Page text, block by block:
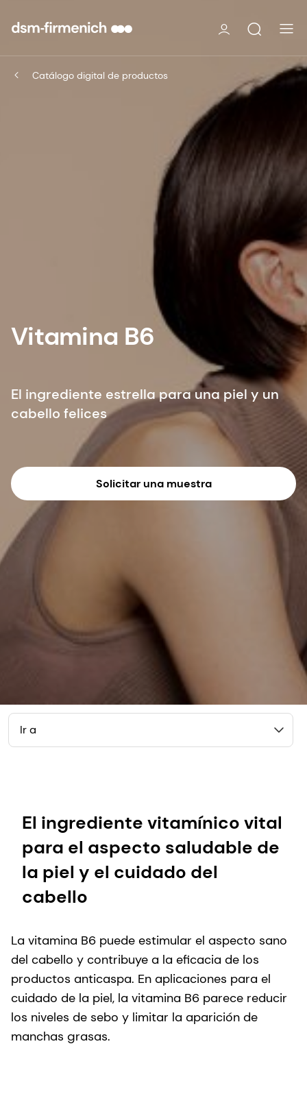
Catálogo digital de productos
Vitamina B6
El ingrediente estrella para una piel y un
cabello felices
Solicitar una muestra
Ir a
El ingrediente vitamínico vital
para el aspecto saludable de
la piel y el cuidado del
cabello
La vitamina B6 puede estimular el aspecto sano
del cabello y contribuye a la eficacia de los
productos anticaspa. En aplicaciones para el
cuidado de la piel, la vitamina B6 parece reducir
los niveles de sebo y limitar la aparición de
manchas grasas.